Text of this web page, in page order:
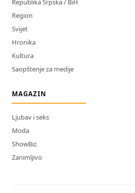
Republika Srpska / BiH
Region
Svijet
Hronika
Kultura
Saopštenje za medije
MAGAZIN
Ljubav i seks
Moda
ShowBiz
Zanimljivo